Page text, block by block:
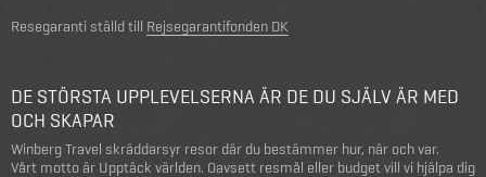
Resegaranti ställd till Rejsegarantifonden DK
DE STÖRSTA UPPLEVELSERNA ÄR DE DU SJÄLV ÄR MED
OCH SKAPAR
Winberg Travel skräddarsyr resor där du bestämmer hur, när och var.
Vårt motto är Upptäck världen. Oavsett resmål eller budget vill vi hjälpa dig